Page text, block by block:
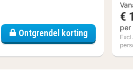
Ontgrendel korting
€
per